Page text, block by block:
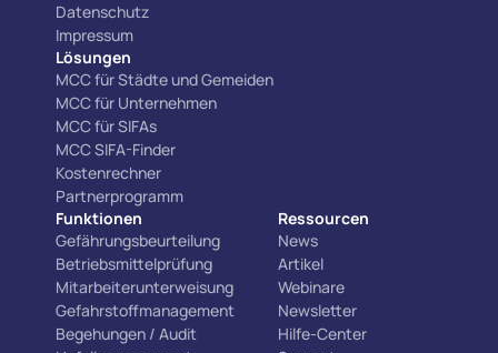
Datenschutz
Impressum
Lösungen
MCC für Städte und Gemeiden
MCC für Unternehmen
MCC für SIFAs
MCC SIFA-Finder
Kostenrechner
Partnerprogramm
Funktionen
Gefährungsbeurteilung
Betriebsmittelprüfung
Mitarbeiterunterweisung
Gefahrstoffmanagement
Begehungen / Audit
Ressourcen
News
Artikel
Webinare
Newsletter
Hilfe-Center